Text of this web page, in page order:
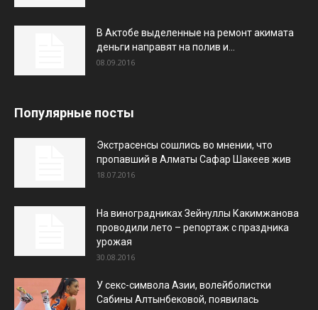
В Актобе выделенные на ремонт акимата
деньги направят на полив и...
08.09.2016
Популярные посты
Экстрасенсы сошлись во мнении, что
пропавший в Алматы Сафар Шакеев жив
18.07.2016
На виноградниках Зейнуллы Какимжанова
проводили лето – репортаж с праздника
урожая
30.08.2016
У секс-символа Азии, волейболистки
Сабины Алтынбековой, появилась